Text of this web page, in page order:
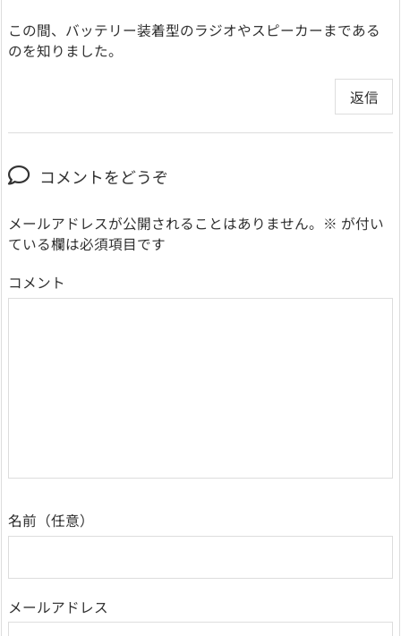
この間、バッテリー装着型のラジオやスピーカーまである
のを知りました。
返信
コメントをどうぞ
メールアドレスが公開されることはありません。 ※ が付い
ている欄は必須項目です
コメント
名前
メールアドレス